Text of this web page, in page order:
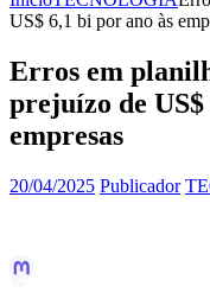
US$ 6,1 bi por ano às
Erros em
prejuízo de
empresas
20/04/2025 Publicador